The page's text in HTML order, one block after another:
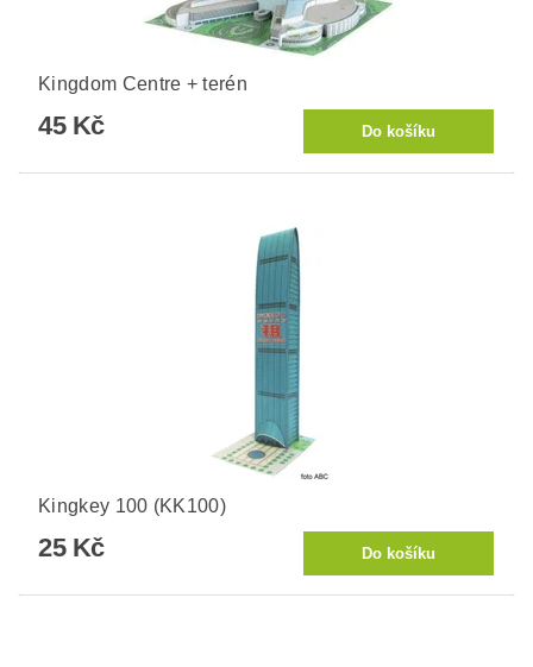
Kingdom Centre + terén
45 Kč
Kingkey 100 (KK100)
25 Kč